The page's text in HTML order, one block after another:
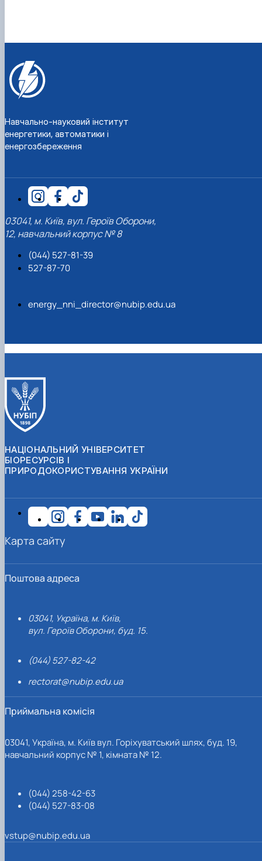
Навчально-науковий інститут
енергетики, автоматики і
енергозбереження
03041, м. Київ, вул. Героїв Оборони,
12, навчальний корпус № 8
(044) 527-81-39
527-87-70
energy_nni_director@nubip.edu.ua
НАЦІОНАЛЬНИЙ УНІВЕРСИТЕТ
БІОРЕСУРСІВ І
ПРИРОДОКОРИСТУВАННЯ УКРАЇНИ
Поштова адреса
03041, Україна, м. Київ,
вул. Героїв Оборони, буд. 15.
(044) 527-82-42
rectorat@nubip.edu.ua
Приймальна комісія
03041, Україна, м. Київ вул. Горіхуватський шлях, буд. 19,
навчальний корпус № 1, кімната № 12.
(044) 258-42-63
(044) 527-83-08
vstup@nubip.edu.ua
Карта сайту